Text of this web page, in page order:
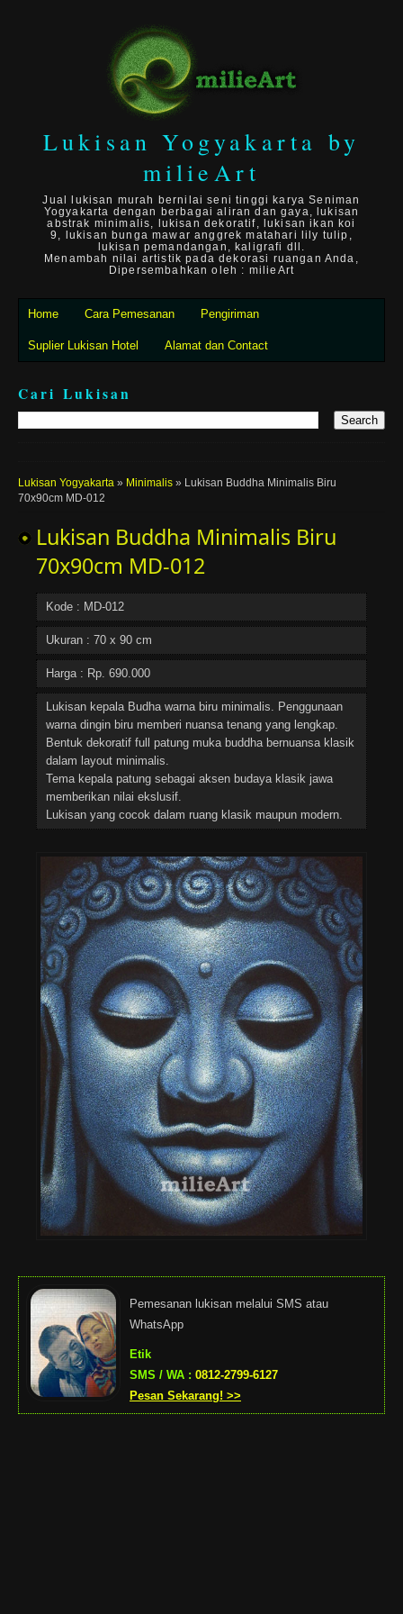
Lukisan Yogyakarta by
milieArt
Jual lukisan murah bernilai seni tinggi karya Seniman
Yogyakarta dengan berbagai aliran dan gaya, lukisan
abstrak minimalis, lukisan dekoratif, lukisan ikan koi
9, lukisan bunga mawar anggrek matahari lily tulip,
lukisan pemandangan, kaligrafi dll.
Menambah nilai artistik pada dekorasi ruangan Anda,
Dipersembahkan oleh : milieArt
Home Cara Pemesanan Pengiriman
Suplier Lukisan Hotel Alamat dan Contact
Cari Lukisan
Lukisan Yogyakarta » Minimalis » Lukisan Buddha Minimalis Biru
70x90cm MD-012
Lukisan Buddha Minimalis Biru
70x90cm MD-012
Kode : MD-012
Ukuran : 70 x 90 cm
Harga : Rp. 690.000
Lukisan kepala Budha warna biru minimalis. Penggunaan
warna dingin biru memberi nuansa tenang yang lengkap.
Bentuk dekoratif full patung muka buddha bernuansa klasik
dalam layout minimalis.
Tema kepala patung sebagai aksen budaya klasik jawa
memberikan nilai ekslusif.
Lukisan yang cocok dalam ruang klasik maupun modern.
Pemesanan lukisan melalui SMS atau
WhatsApp
Etik
SMS / WA : 0812-2799-6127
Pesan Sekarang! >>